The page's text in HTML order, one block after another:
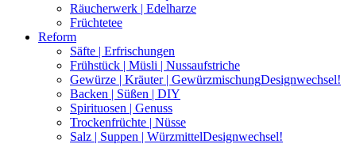
Räucherwerk | Edelharze
Früchtetee
Reform
Säfte | Erfrischungen
Frühstück | Müsli | Nussaufstriche
Gewürze | Kräuter | GewürzmischungDesignwechsel!
Backen | Süßen | DIY
Spirituosen | Genuss
Trockenfrüchte | Nüsse
Salz | Suppen | WürzmittelDesignwechsel!